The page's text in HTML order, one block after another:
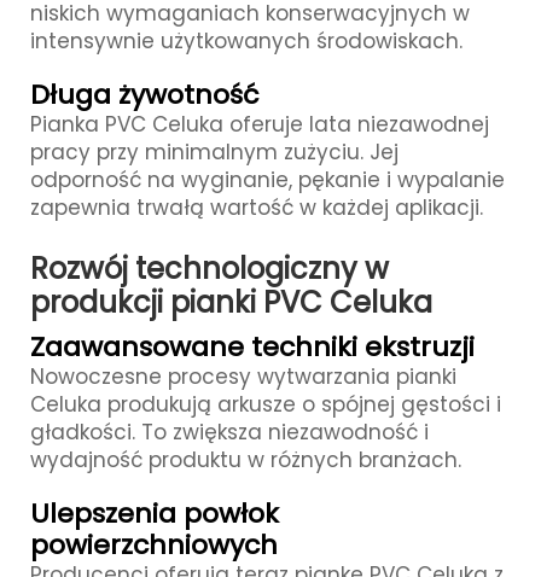
niskich wymaganiach konserwacyjnych w
intensywnie użytkowanych środowiskach.
Długa żywotność
Pianka PVC Celuka oferuje lata niezawodnej
pracy przy minimalnym zużyciu. Jej
odporność na wyginanie, pękanie i wypalanie
zapewnia trwałą wartość w każdej aplikacji.
Rozwój technologiczny w
produkcji pianki PVC Celuka
Zaawansowane techniki ekstruzji
Nowoczesne procesy wytwarzania pianki
Celuka produkują arkusze o spójnej gęstości i
gładkości. To zwiększa niezawodność i
wydajność produktu w różnych branżach.
Ulepszenia powłok
powierzchniowych